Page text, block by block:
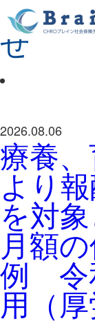
カテ
せ
2026.08.06
療養
より
を対
月額
例 令
用（厚